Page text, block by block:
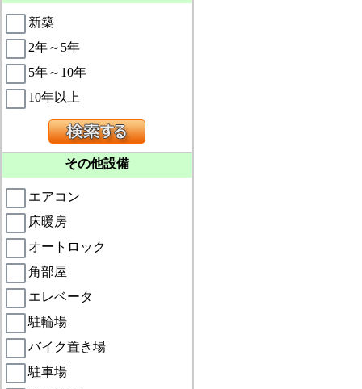
新築
2年～5年
5年～10年
10年以上
その他設備
エアコン
床暖房
オートロック
角部屋
エレベータ
駐輪場
バイク置き場
駐車場